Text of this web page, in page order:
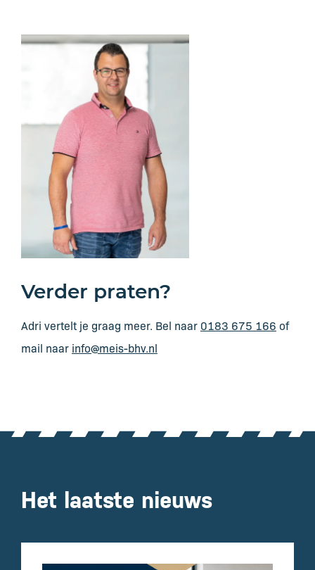
Verder praten?
Adri vertelt je graag meer. Bel naar 0183 675 166 of
mail naar info@meis-bhv.nl
Het laatste nieuws